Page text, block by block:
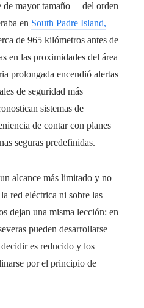
de mayor tamaño —del orden
en South Padre Island,
de 965 kilómetros antes de
en las proximidades del área
prolongada encendió alertas
de seguridad más
sistemas de
de contar con planes
seguras predefinidas.
alcance más limitado y no
red eléctrica ni sobre las
dejan una misma lección: en
pueden desarrollarse
es reducido y los
por el principio de